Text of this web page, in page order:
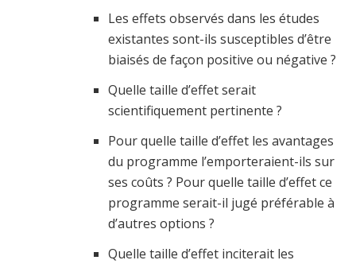
Les effets observés dans les études
existantes sont-ils susceptibles d’être
biaisés de façon positive ou négative ?
Quelle taille d’effet serait
scientifiquement pertinente ?
Pour quelle taille d’effet les avantages
du programme l’emporteraient-ils sur
ses coûts ? Pour quelle taille d’effet ce
programme serait-il jugé préférable à
d’autres options ?
Quelle taille d’effet inciterait les